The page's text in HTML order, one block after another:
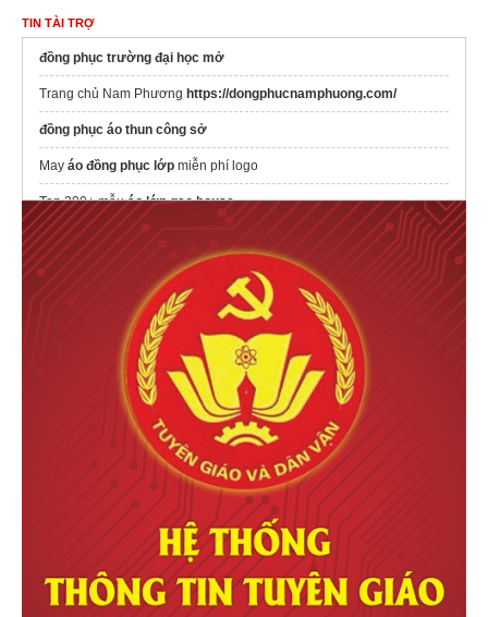
TIN TÀI TRỢ
đồng phục trường đại học mở
Trang chủ Nam Phương https://dongphucnamphuong.com/
đồng phục áo thun công sở
May áo đồng phục lớp miễn phí logo
Top 300+ mẫuáo lớp gạo house